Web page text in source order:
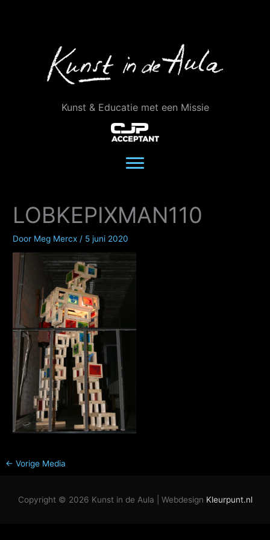
Kunst & Educatie met een Missie
LOBKEPIXMAN110
Door Meg Mercx / 5 juni 2020
← Vorige Media
Copyright © 2026 Kunst in de Aula | Webdesign Kleurpunt.nl